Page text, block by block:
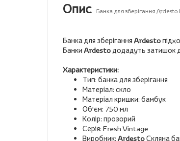
Опис Банка для зберігання
Банка для зберігання Ardesto
Банки Ardestoдодадуть затишок
Характеристики:
Тип: банка для зберігання
Матеріал: скло
Матеріал кришки: бамбук
Об'єм: 750 мл
Колір: прозорий
Серія: Fresh Vintage
Виробник: ArdestoСкляна